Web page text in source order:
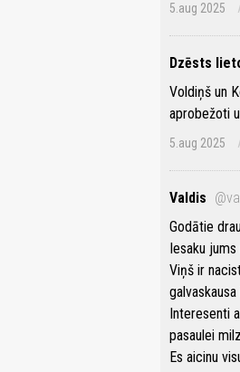
5.aug 2025
Dzēsts
Voldiņš un
aprobežoti
5.aug 2025
Valdis
Godātie
Iesaku
Viņš ir
Interesenti
pasaulei
Es aicinu